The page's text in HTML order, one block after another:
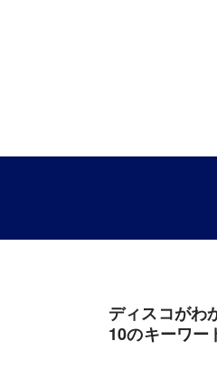
ディスコがわ
10のキーワー